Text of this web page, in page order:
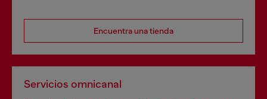
Encuentra una tienda
Servicios omnicanal